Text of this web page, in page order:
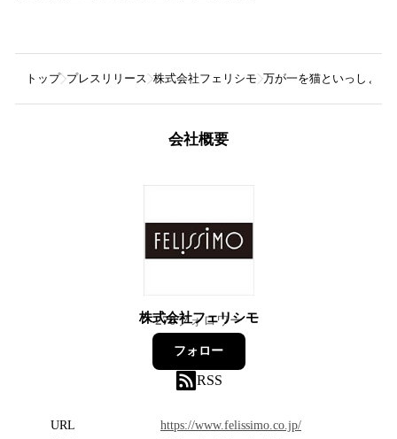
トップ プレスリリース 株式会社フェリシモ 万が一を猫といっしょに
会社概要
株式会社フェリシモ
270フォロワー
フォロー
RSS
URL
https://www.felissimo.co.jp/